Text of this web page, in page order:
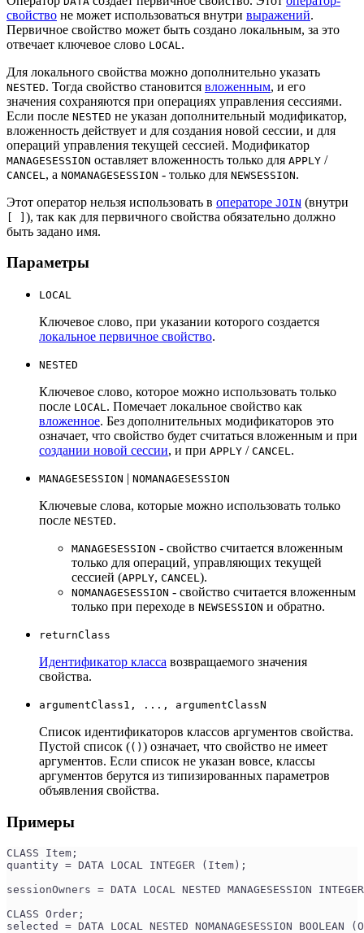
свойство не может использоваться внутри выражений.
Первичное свойство может быть создано локальным, за это
отвечает ключевое слово LOCAL .
Для локального свойства можно дополнительно указать
NESTED. Тогда свойство становится вложенным, и его
значения сохраняются при операциях управления сессиями.
Если после NESTED не указан дополнительный модификатор,
вложенность действует и для создания новой сессии, и для
операций управления текущей сессией. Модификатор
MANAGESESSION оставляет вложенность только для APPLY /
CANCEL , а NOMANAGESESSION - только для NEWSESSION.
Этот оператор нельзя использовать в операторе JOIN (внутри
[ ] ), так как для первичного свойства обязательно должно
быть задано имя.
Параметры
LOCAL
Ключевое слово, при указании которого создается
локальное первичное свойство.
NESTED
Ключевое слово, которое можно использовать только
после LOCAL. Помечает локальное свойство как
вложенное. Без дополнительных модификаторов это
означает, что свойство будет считаться вложенным и при
создании новой сессии, и при APPLY / CANCEL.
MANAGESESSION | NOMANAGESESSION
Ключевые слова, которые можно использовать только
после NESTED.
MANAGESESSION - свойство считается вложенным
только для операций, управляющих текущей
сессией (APPLY, CANCEL).
NOMANAGESESSION - свойство считается вложенным
только при переходе в NEWSESSION и обратно.
returnClass
Идентификатор класса возвращаемого значения
свойства.
argumentClass1, ..., argumentClassN
Список идентификаторов классов аргументов свойства.
Пустой список (() ) означает, что свойство не имеет
аргументов. Если список не указан вовсе, классы
аргументов берутся из типизированных параметров
объявления свойства.
Примеры
CLASS Item;
quantity = DATA LOCAL INTEGER (Item);
sessionOwners = DATA LOCAL NESTED MANAGESESSION
CLASS Order;
selected = DATA LOCAL NESTED NOMANAGESESSION BOOLEAN